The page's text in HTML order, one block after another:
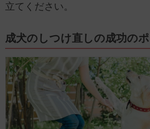
立てください。
成犬のしつけ直しの成功の